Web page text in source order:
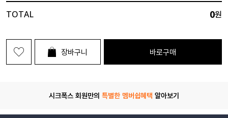
TOTAL 0원
장바구니 바로구매
시크폭스 회원만의 특별한 멤버쉽혜택 알아보기